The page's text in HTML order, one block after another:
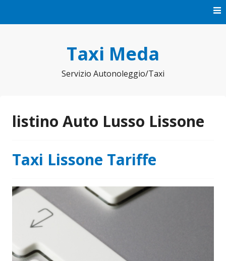
Taxi Meda
Servizio Autonoleggio/Taxi
listino Auto Lusso Lissone
Taxi Lissone Tariffe